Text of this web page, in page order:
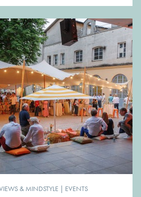
& MINDSTYLE | EVENTS